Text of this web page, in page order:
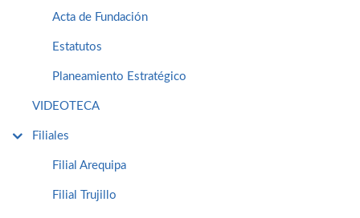
Acta de Fundación
Estatutos
Planeamiento Estratégico
VIDEOTECA
Filiales
Filial Arequipa
Filial Trujillo